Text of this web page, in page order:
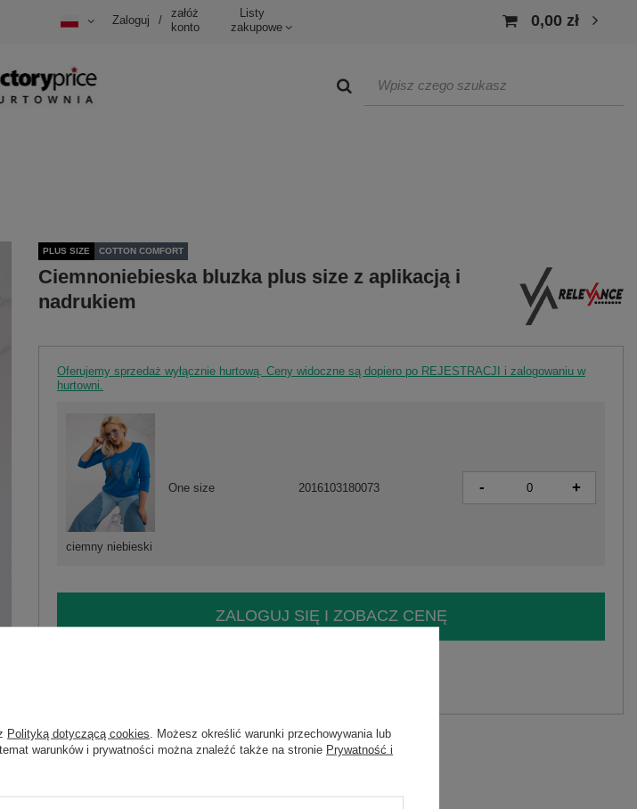
Zaloguj /
załóż
konto
Listy
zakupowe
0,00 zł
PLUS SIZE COTTON COMFORT
Ciemnoniebieska bluzka plus size z aplikacją i
nadrukiem
Oferujemy sprzedaż wyłącznie hurtową. Ceny widoczne są dopiero po REJESTRACJI i zalogowaniu w
hurtowni.
ciemny niebieski
One size 2016103180073 - +
ZALOGUJ SIĘ I ZOBACZ CENĘ
Kod produktu
RV-BZ-0231.35X
Polityką dotyczącą cookies . Możesz określić warunki przechowywania lub
warunków i prywatności można znaleźć także na stronie Prywatność i